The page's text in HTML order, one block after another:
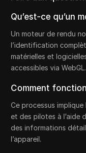
Qu’est-ce qu’un
Un moteur de rendu
l’identification
matérielles et
accessibles via WebGL.
Comment
Ce processus
et des pilotes à l’aide
des informations
l’appareil.